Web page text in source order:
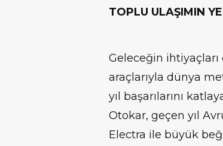
TOPLU ULAŞIMIN
Geleceğin
araçlarıyla dünya
yıl başarılarını
Otokar, geçen yıl
Electra ile büyük